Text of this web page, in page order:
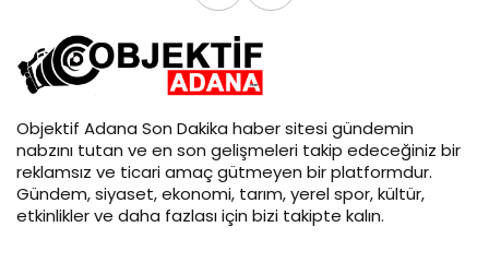
Objektif Adana Son Dakika haber sitesi gündemin
nabzını tutan ve en son gelişmeleri takip edeceğiniz bir
reklamsız ve ticari amaç gütmeyen bir platformdur.
Gündem, siyaset, ekonomi, tarım, yerel spor, kültür,
etkinlikler ve daha fazlası için bizi takipte kalın.